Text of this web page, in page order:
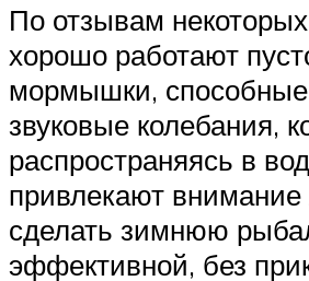
По отзывам
хорошо работают
мормышки,
звуковые колебания,
распространяясь в
привлекают
сделать зимнюю
эффективной, без